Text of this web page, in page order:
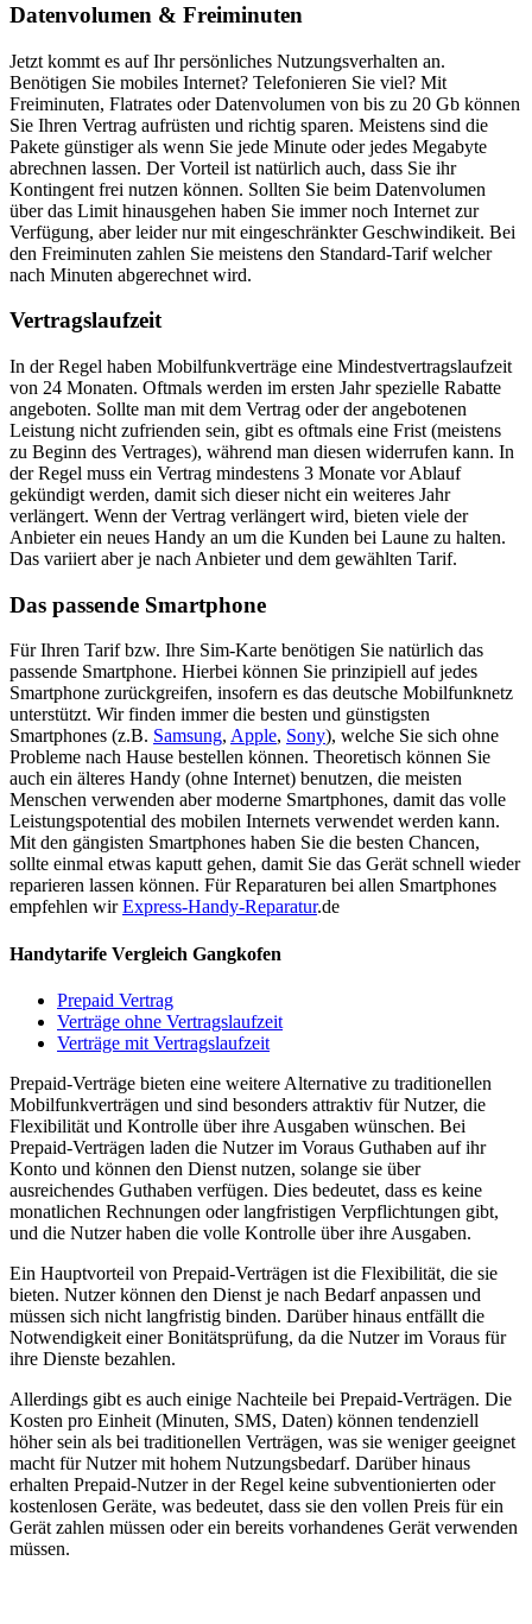
Datenvolumen & Freiminuten
Jetzt kommt es auf Ihr persönliches Nutzungsverhalten an.
Benötigen Sie mobiles Internet? Telefonieren Sie viel? Mit
Freiminuten, Flatrates oder Datenvolumen von bis zu 20 Gb können
Sie Ihren Vertrag aufrüsten und richtig sparen. Meistens sind die
Pakete günstiger als wenn Sie jede Minute oder jedes Megabyte
abrechnen lassen. Der Vorteil ist natürlich auch, dass Sie ihr
Kontingent frei nutzen können. Sollten Sie beim Datenvolumen
über das Limit hinausgehen haben Sie immer noch Internet zur
Verfügung, aber leider nur mit eingeschränkter Geschwindikeit. Bei
den Freiminuten zahlen Sie meistens den Standard-Tarif welcher
nach Minuten abgerechnet wird.
Vertragslaufzeit
In der Regel haben Mobilfunkverträge eine Mindestvertragslaufzeit
von 24 Monaten. Oftmals werden im ersten Jahr spezielle Rabatte
angeboten. Sollte man mit dem Vertrag oder der angebotenen
Leistung nicht zufrienden sein, gibt es oftmals eine Frist (meistens
zu Beginn des Vertrages), während man diesen widerrufen kann. In
der Regel muss ein Vertrag mindestens 3 Monate vor Ablauf
gekündigt werden, damit sich dieser nicht ein weiteres Jahr
verlängert. Wenn der Vertrag verlängert wird, bieten viele der
Anbieter ein neues Handy an um die Kunden bei Laune zu halten.
Das variiert aber je nach Anbieter und dem gewählten Tarif.
Das passende Smartphone
Für Ihren Tarif bzw. Ihre Sim-Karte benötigen Sie natürlich das
passende Smartphone. Hierbei können Sie prinzipiell auf jedes
Smartphone zurückgreifen, insofern es das deutsche Mobilfunknetz
unterstützt. Wir finden immer die besten und günstigsten
Smartphones (z.B. Samsung, Apple, Sony), welche Sie sich ohne
Probleme nach Hause bestellen können. Theoretisch können Sie
auch ein älteres Handy (ohne Internet) benutzen, die meisten
Menschen verwenden aber moderne Smartphones, damit das volle
Leistungspotential des mobilen Internets verwendet werden kann.
Mit den gängisten Smartphones haben Sie die besten Chancen,
sollte einmal etwas kaputt gehen, damit Sie das Gerät schnell wieder
reparieren lassen können. Für Reparaturen bei allen Smartphones
empfehlen wirExpress-Handy-Reparatur.de
Handytarife Vergleich Gangkofen
Prepaid Vertrag
Verträge ohne Vertragslaufzeit
Verträge mit Vertragslaufzeit
Prepaid-Verträge bieten eine weitere Alternative zu traditionellen
Mobilfunkverträgen und sind besonders attraktiv für Nutzer, die
Flexibilität und Kontrolle über ihre Ausgaben wünschen. Bei
Prepaid-Verträgen laden die Nutzer im Voraus Guthaben auf ihr
Konto und können den Dienst nutzen, solange sie über
ausreichendes Guthaben verfügen. Dies bedeutet, dass es keine
monatlichen Rechnungen oder langfristigen Verpflichtungen gibt,
und die Nutzer haben die volle Kontrolle über ihre Ausgaben.
Ein Hauptvorteil von Prepaid-Verträgen ist die Flexibilität, die sie
bieten. Nutzer können den Dienst je nach Bedarf anpassen und
müssen sich nicht langfristig binden. Darüber hinaus entfällt die
Notwendigkeit einer Bonitätsprüfung, da die Nutzer im Voraus für
ihre Dienste bezahlen.
Allerdings gibt es auch einige Nachteile bei Prepaid-Verträgen. Die
Kosten pro Einheit (Minuten, SMS, Daten) können tendenziell
höher sein als bei traditionellen Verträgen, was sie weniger geeignet
macht für Nutzer mit hohem Nutzungsbedarf. Darüber hinaus
erhalten Prepaid-Nutzer in der Regel keine subventionierten oder
kostenlosen Geräte, was bedeutet, dass sie den vollen Preis für ein
Gerät zahlen müssen oder ein bereits vorhandenes Gerät verwenden
müssen.